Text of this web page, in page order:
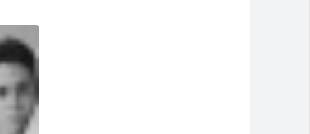
de duelo direto contra o Bom Jesus
dentro de casa
pede socorro dentro de banco no Centro
2025